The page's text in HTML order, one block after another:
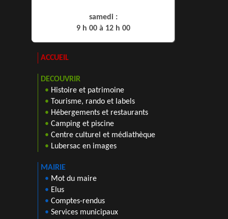
samedi :
9 h 00 à 12 h 00
ACCUEIL
DECOUVRIR
• Histoire et patrimoine
• Tourisme, rando et labels
• Hébergements et restaurants
• Camping et piscine
• Centre culturel et médiathèque
• Lubersac en images
MAIRIE
• Mot du maire
• Elus
• Comptes-rendus
• Services municipaux